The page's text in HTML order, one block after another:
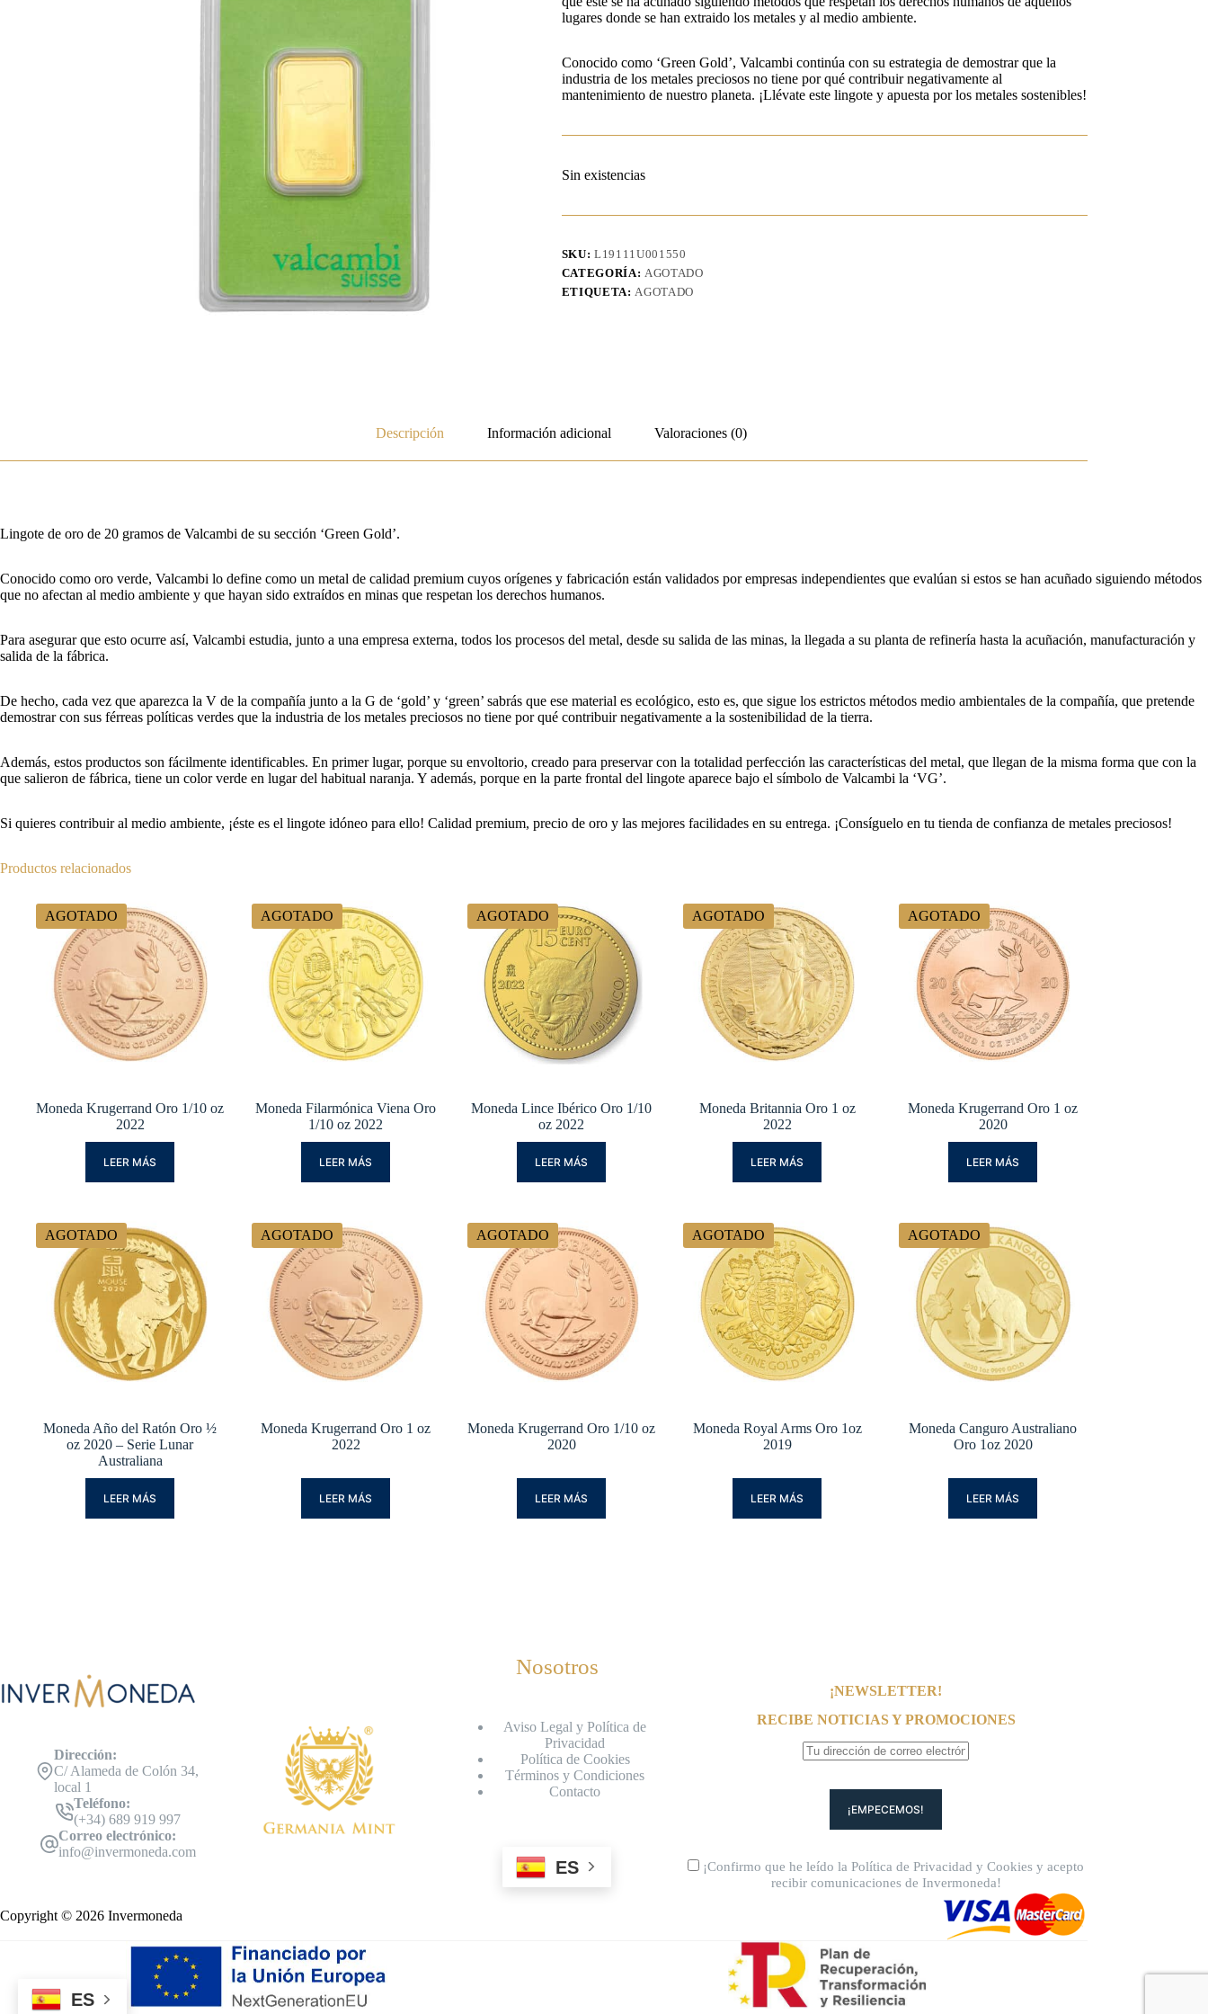
lugares donde se han extraido los metales y al medio ambiente.
Conocido como ‘Green Gold’, Valcambi continúa con su estrategia de demostrar que la
industria de los metales preciosos no tiene por qué contribuir negativamente al
mantenimiento de nuestro planeta. ¡Llévate este lingote y apuesta por los metales sostenibles!
Sin existencias
SKU:L19111U001550
CATEGORÍA: AGOTADO
ETIQUETA:AGOTADO
Descripción Información adicional Valoraciones (0)
Lingote de oro de 20 gramos de Valcambi de su sección ‘Green Gold’.
Conocido como oro verde, Valcambi lo define como un metal de calidad premium cuyos orígenes y fabricación están validados por empresas independientes que evalúan si estos se han acuñado siguiendo métodos
que no afectan al medio ambiente y que hayan sido extraídos en minas que respetan los derechos humanos.
Para asegurar que esto ocurre así, Valcambi estudia, junto a una empresa externa, todos los procesos del metal, desde su salida de las minas, la llegada a su planta de refinería hasta la acuñación, manufacturación y
salida de la fábrica.
De hecho, cada vez que aparezca la V de la compañía junto a la G de ‘gold’ y ‘green’ sabrás que ese material es ecológico, esto es, que sigue los estrictos métodos medio ambientales de la compañía, que pretende
demostrar con sus férreas políticas verdes que la industria de los metales preciosos no tiene por qué contribuir negativamente a la sostenibilidad de la tierra.
Además, estos productos son fácilmente identificables. En primer lugar, porque su envoltorio, creado para preservar con la totalidad perfección las características del metal, que llegan de la misma forma que con la
que salieron de fábrica, tiene un color verde en lugar del habitual naranja. Y además, porque en la parte frontal del lingote aparece bajo el símbolo de Valcambi la ‘VG’.
Si quieres contribuir al medio ambiente, ¡éste es el lingote idóneo para ello! Calidad premium, precio de oro y las mejores facilidades en su entrega. ¡Consíguelo en tu tienda de confianza de metales preciosos!
Productos relacionados
AGOTADO
Moneda Krugerrand Oro 1/10 oz
2022
LEER MÁS
AGOTADO
Moneda Filarmónica Viena Oro
1/10 oz 2022
LEER MÁS
AGOTADO
Moneda Lince Ibérico Oro 1/10
oz 2022
LEER MÁS
AGOTADO
Moneda Britannia Oro 1 oz
2022
LEER MÁS
AGOTADO
Moneda Krugerrand Oro 1 oz
2020
LEER MÁS
AGOTADO
Moneda Año del Ratón Oro ½
oz 2020 – Serie Lunar
Australiana
LEER MÁS
AGOTADO
Moneda Krugerrand Oro 1 oz
2022
LEER MÁS
AGOTADO
Moneda Krugerrand Oro 1/10 oz
2020
LEER MÁS
AGOTADO
Moneda Royal Arms Oro 1oz
2019
LEER MÁS
AGOTADO
Moneda Canguro Australiano
Oro 1oz 2020
LEER MÁS
Dirección:
C/ Alameda de Colón 34,
local 1
Teléfono:
(+34) 689 919 997
Correo electrónico:
info@invermoneda.com
Nosotros
Aviso Legal y Política de
Privacidad
Política de Cookies
Términos y Condiciones
Contacto
ES
¡NEWSLETTER!
RECIBE NOTICIAS Y PROMOCIONES
¡Confirmo que he leído laPolítica de Privacidad yCookies y acepto
recibir comunicaciones de Invermoneda!
Copyright © 2026 Invermoneda
ES